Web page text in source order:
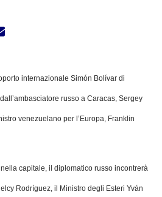
internazionale Simón Bolívar di
russo a Caracas, Sergey
venezuelano per l’Europa, Franklin
capitale, il diplomatico russo incontrerà
Rodríguez, il Ministro degli Esteri Yván